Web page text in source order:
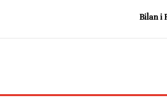
Bilan i